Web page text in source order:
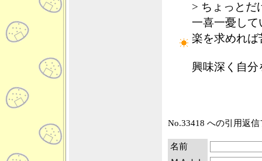
> ちょっとだ
一喜一憂し
楽を求めれ
興味深く自
No.33418 への引用返
名前